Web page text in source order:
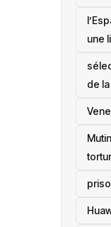
une
de